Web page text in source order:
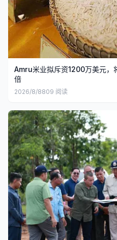
Amru米业拟斥资1200万美元，
倍
2026/8/8809 阅读